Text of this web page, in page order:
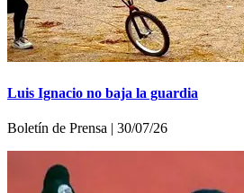
Luis Ignacio no baja la guardia
Boletí­n de Prensa | 30/07/26